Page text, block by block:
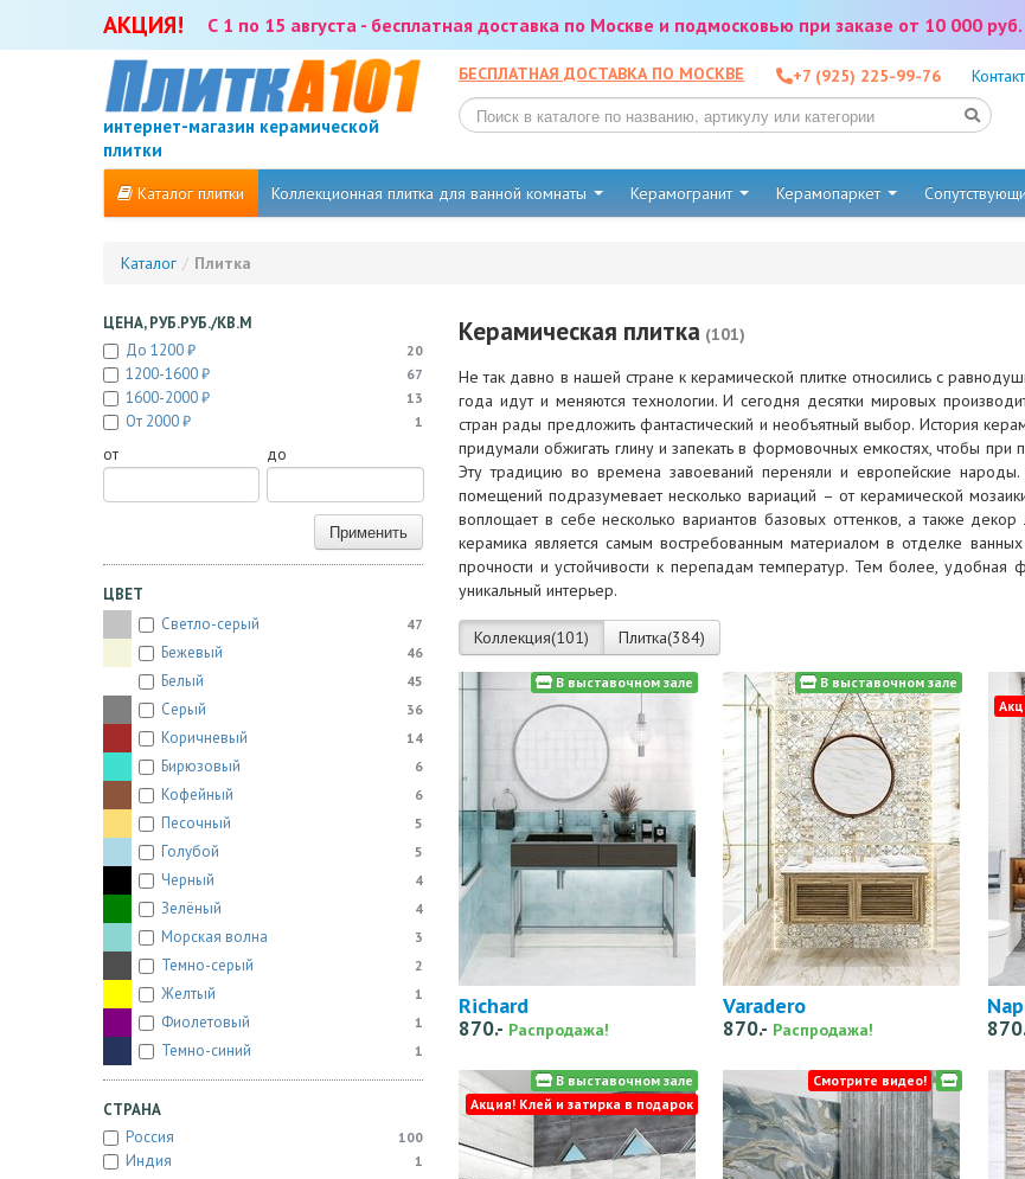
АКЦИЯ! С 1 по 15 августа - бесплатная доставка по Москве и подмосковью при заказе от 10 000 руб.
интернет-магазин керамической
плитки
БЕСПЛАТНАЯ ДОСТАВКА ПО МОСКВЕ +7 (925) 225-99-76
Каталог плитки Коллекционная плитка для ванной комнаты Керамогранит Керамопаркет
Каталог / Плитка
ЦЕНА, РУБ.РУБ./КВ.М
До 1200 ₽
20
1200-1600 ₽ 67
1600-2000 ₽ 13
От 2000 ₽ 1
от до
Применить
ЦВЕТ
Светло-серый
47
Бежевый 46
Белый 45
Серый 36
Коричневый 14
Бирюзовый 6
Кофейный 6
Песочный 5
Голубой 5
Черный 4
Зелёный 4
Морская волна 3
Темно-серый 2
Желтый 1
Фиолетовый 1
Темно-синий 1
СТРАНА
Россия
100
Индия 1
Керамическая плитка (101)
Не так давно в нашей стране к керамической плитке относились с
года идут и меняются технологии. И сегодня десятки мировых
стран рады предложить фантастический и необъятный выбор. История
придумали обжигать глину и запекать в формовочных емкостях, чтобы
Эту традицию во времена завоеваний переняли и европейские
помещений подразумевает несколько вариаций – от керамической
воплощает в себе несколько вариантов базовых оттенков, а также
керамика является самым востребованным материалом в отделке ванных
прочности и устойчивости к перепадам температур. Тем более, удобная
уникальный интерьер.
Коллекция(101) Плитка(384)
Richard
870.- Распродажа!
В выставочном зале
Varadero
870.- Распродажа!
В выставочном зале
В выставочном зале
Акция! Клей и затирка в подарок
Смотрите видео!